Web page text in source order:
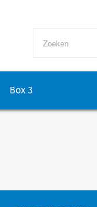
Box 3